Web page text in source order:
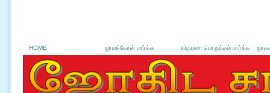
HOME ஜாமக்கோள் பார்க்க திருமண பொருத்தம் பார்க்க